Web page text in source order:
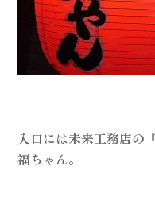
入口には未来工務店の
福ちゃん。